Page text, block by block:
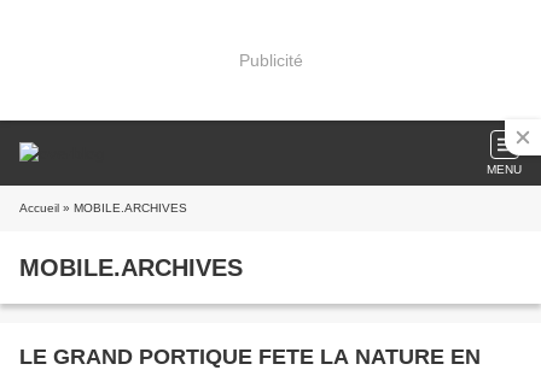
Publicité
MENU
Accueil » MOBILE.ARCHIVES
MOBILE.ARCHIVES
LE GRAND PORTIQUE FETE LA NATURE EN